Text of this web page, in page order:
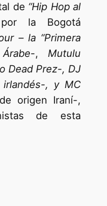
de “Hip Hop al
la Bogotá
– la “Primera
-,Mutulu
Dead Prez-, DJ
, y MC
origen Iraní-,
de esta